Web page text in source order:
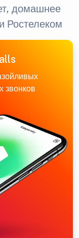
домашнее
Ростелеком
звонков